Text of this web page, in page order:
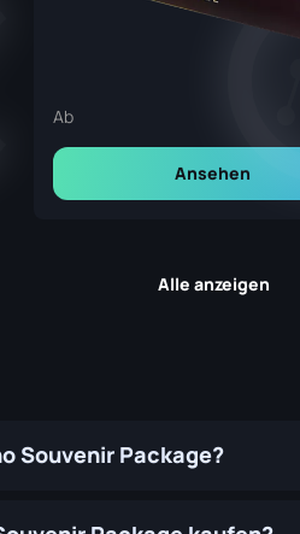
Ab
Ansehen
Alle anzeigen
Souvenir Package?